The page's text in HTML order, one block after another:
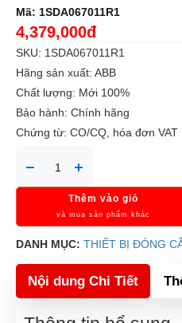
Mã: 1SDA067011R1
4,379,000đ
SKU: 1SDA067011R1
Hãng sản xuất: ABB
Chất lượng: Mới 100%
Bảo hành: Chính hãng
Chứng từ: CO/CQ, hóa đơn VAT
Thêm vào giỏ
và mua sản phẩm khác
DANH MỤC: THIẾT BỊ ĐÓNG
Nội dung Chi Tiết